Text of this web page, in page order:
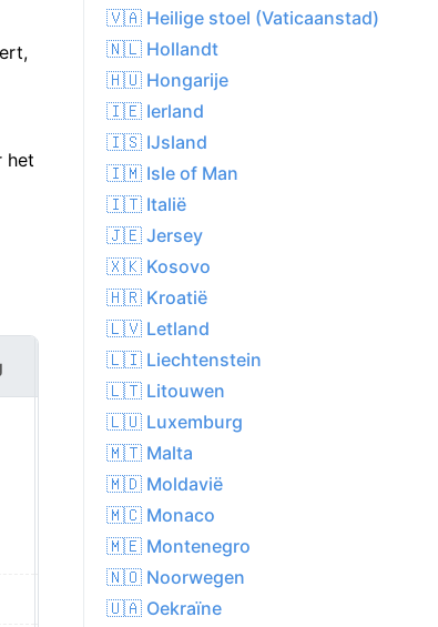
het
za 15. aug
Zonnig
25.9°C
🇻🇦 Heilige stoel (Vaticaanstad)
🇳🇱 Hollandt
🇭🇺 Hongarije
🇮🇪 Ierland
🇮🇸 IJsland
🇮🇲 Isle of Man
🇮🇹 Italië
🇯🇪 Jersey
🇽🇰 Kosovo
🇭🇷 Kroatië
🇱🇻 Letland
🇱🇮 Liechtenstein
🇱🇹 Litouwen
🇱🇺 Luxemburg
🇲🇹 Malta
🇲🇩 Moldavië
🇲🇨 Monaco
🇲🇪 Montenegro
🇳🇴 Noorwegen
🇺🇦 Oekraïne